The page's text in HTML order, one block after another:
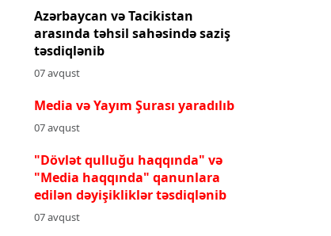
Azərbaycan və Tacikistan
arasında təhsil sahəsində saziş
təsdiqlənib
07 avqust
Media və Yayım Şurası yaradılıb
07 avqust
"Dövlət qulluğu haqqında" və
"Media haqqında" qanunlara
edilən dəyişikliklər təsdiqlənib
07 avqust